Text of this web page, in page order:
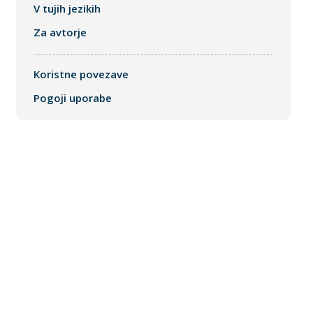
V tujih jezikih
Za avtorje
Koristne povezave
Pogoji uporabe